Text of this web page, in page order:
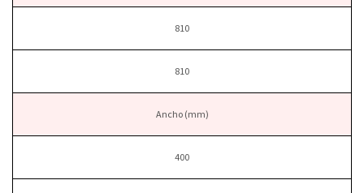
810
810
Ancho (mm)
400